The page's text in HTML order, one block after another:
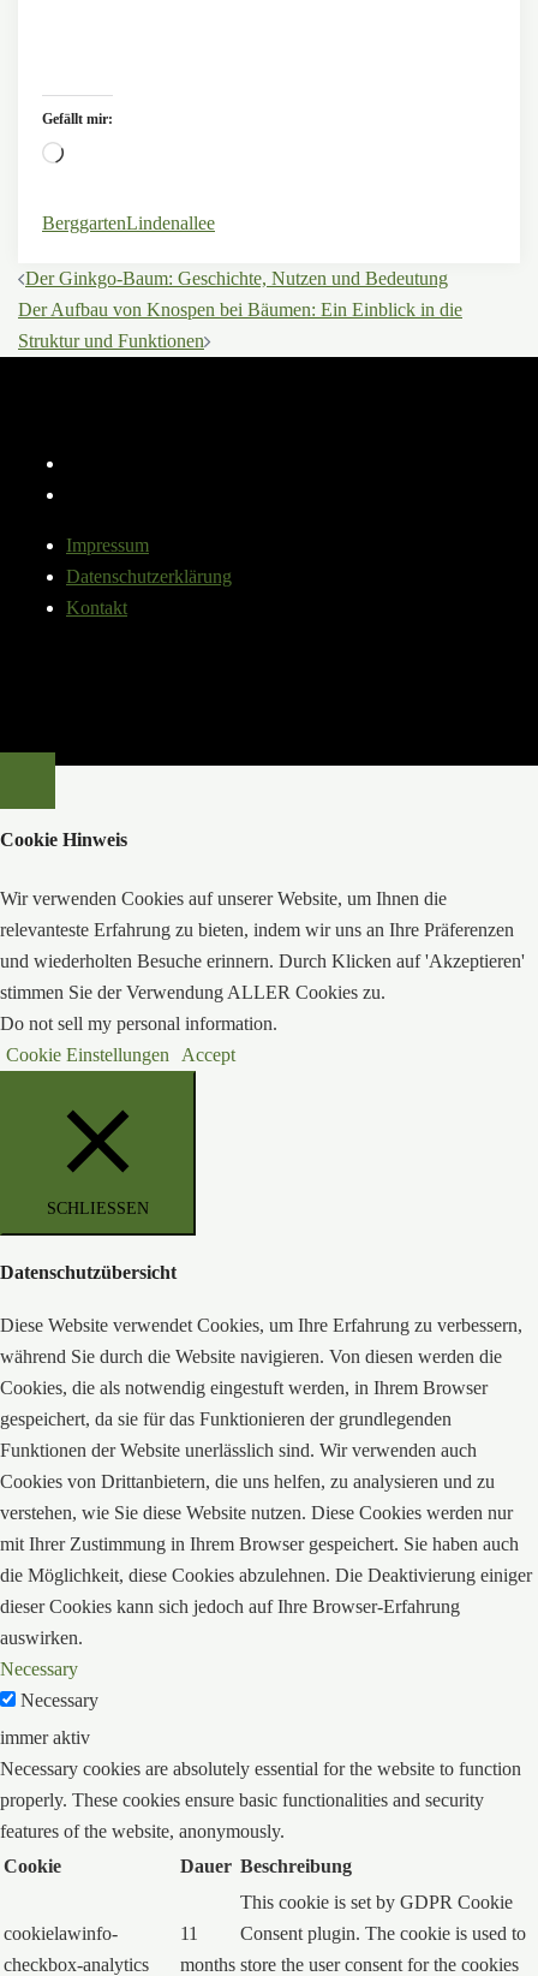
Gefällt mir:
Wird
BerggartenLindenallee
Beitragsnavigation
Der Ginkgo-Baum: Geschichte, Nutzen und Bedeutung
Der Aufbau von Knospen bei Bäumen: Ein Einblick in die
Struktur und Funktionen
Impressum
Datenschutzerklärung
Kontakt
Cookie Hinweis
Wir verwenden Cookies auf unserer Website, um Ihnen die
relevanteste Erfahrung zu bieten, indem wir uns an Ihre Präferenzen
und wiederholten Besuche erinnern. Durch Klicken auf 'Akzeptieren'
stimmen Sie der Verwendung ALLER Cookies zu.
Do not sell my personal information.
Cookie Einstellungen
Accept
SCHLIESSEN
Datenschutzübersicht
Diese Website verwendet Cookies, um Ihre Erfahrung zu verbessern,
während Sie durch die Website navigieren. Von diesen werden die
Cookies, die als notwendig eingestuft werden, in Ihrem Browser
gespeichert, da sie für das Funktionieren der grundlegenden
Funktionen der Website unerlässlich sind. Wir verwenden auch
Cookies von Drittanbietern, die uns helfen, zu analysieren und zu
verstehen, wie Sie diese Website nutzen. Diese Cookies werden nur
mit Ihrer Zustimmung in Ihrem Browser gespeichert. Sie haben auch
die Möglichkeit, diese Cookies abzulehnen. Die Deaktivierung einiger
dieser Cookies kann sich jedoch auf Ihre Browser-Erfahrung
auswirken.
Necessary
Necessary
immer aktiv
Necessary cookies are absolutely essential for the website to function
properly. These cookies ensure basic functionalities and security
features of the website, anonymously.
Cookie
Dauer Beschreibung
cookielawinfo-
checkbox-analytics
11
months
This cookie is set by GDPR Cookie
Consent plugin. The cookie is used to
store the user consent for the cookies